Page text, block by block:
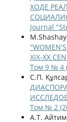
ХОДЕ
Journal
XIX-XX
Том 9 № 4
С.П.
Том № 2
А.Т.